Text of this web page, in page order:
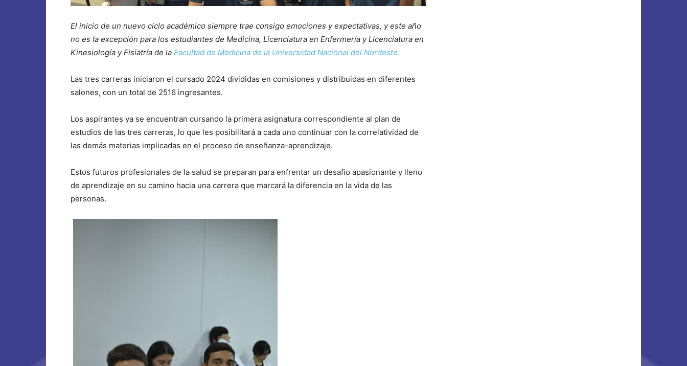
El inicio de un nuevo ciclo académico siempre trae consigo emociones y expectativas, y este año
no es la excepción para los estudiantes de Medicina, Licenciatura en Enfermería y Licenciatura en
Kinesiología y Fisiatría de la Facultad de Medicina de la Universidad Nacional del Nordeste.
Las tres carreras iniciaron el cursado 2024 divididas en comisiones y distribuidas en diferentes
salones, con un total de 2516 ingresantes.
Los aspirantes ya se encuentran cursando la primera asignatura correspondiente al plan de
estudios de las tres carreras, lo que les posibilitará a cada uno continuar con la correlatividad de
las demás materias implicadas en el proceso de enseñanza-aprendizaje.
Estos futuros profesionales de la salud se preparan para enfrentar un desafío apasionante y lleno
de aprendizaje en su camino hacia una carrera que marcará la diferencia en la vida de las
personas.